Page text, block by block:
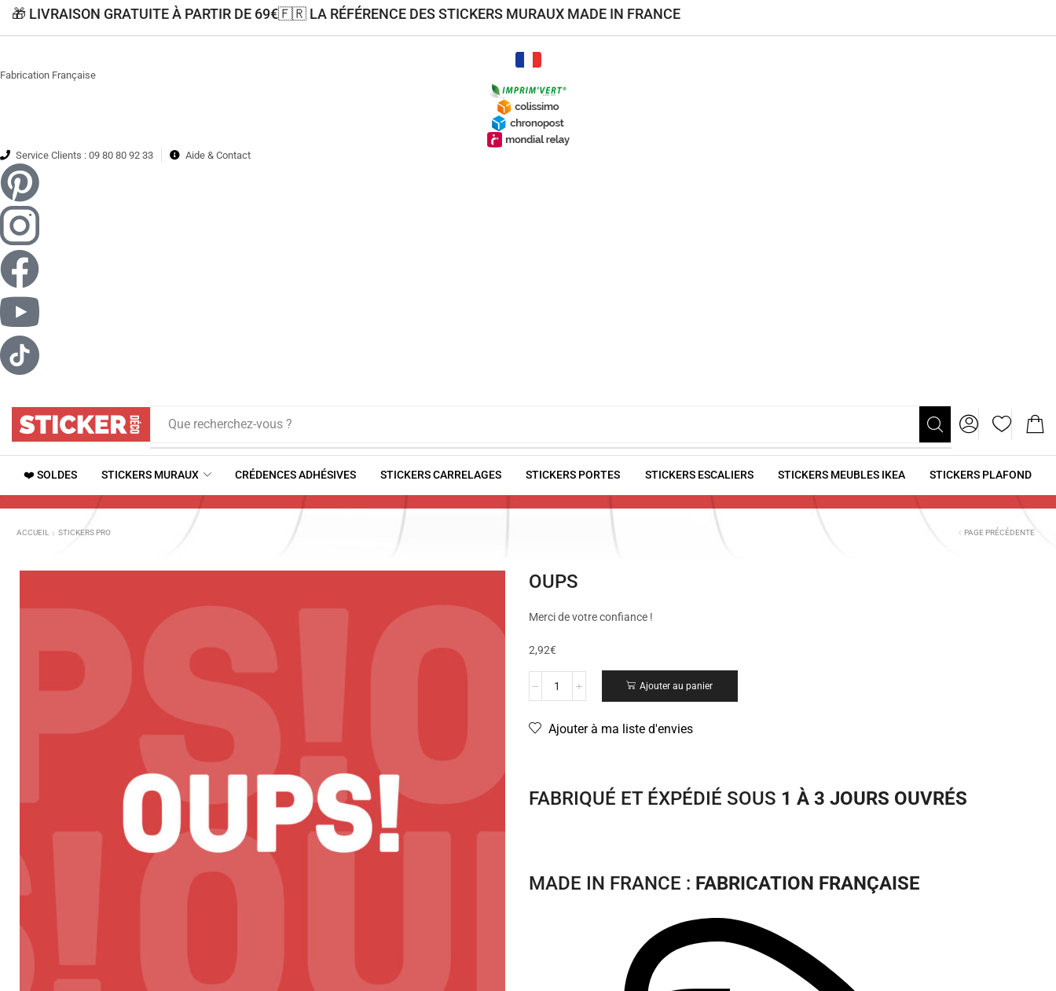
🎁 LIVRAISON GRATUITE À PARTIR DE 69€🇫🇷 LA RÉFÉRENCE DES STICKERS MURAUX MADE IN FRANCE
Fabrication Française
Service Clients : 09 80 80 92 33 Aide & Contact
Que recherchez-vous ?
❤️ SOLDES STICKERS MURAUX CRÉDENCES ADHÉSIVES STICKERS CARRELAGES STICKERS PORTES STICKERS ESCALIERS STICKERS MEUBLES IKEA STICKERS PLAFOND
ACCUEIL STICKERS PRO PAGE PRÉCÉDENTE
OUPS
Merci de votre confiance !
2,92€
Ajouter au panier
Ajouter à ma liste d'envies
FABRIQUÉ ET ÉXPÉDIÉ SOUS 1 À 3 JOURS OUVRÉS
MADE IN FRANCE : FABRICATION FRANÇAISE